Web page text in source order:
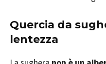
Quercia da
lentezza